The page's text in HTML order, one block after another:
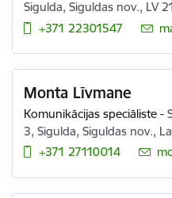
Sigulda, Siguldas nov., LV
+371 22301547
Monta Līvmane
Komunikācijas speciāliste -
3, Sigulda, Siguldas nov.,
+371 27110014
E-